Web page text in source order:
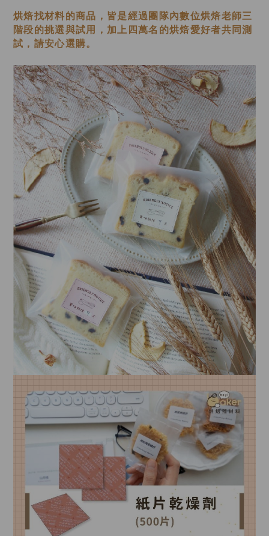
烘焙找材料的商品，皆是經過團隊內數位烘焙老師三
階段的挑選與試用，加上四萬名的烘焙愛好者共同測
試，請安心選購。